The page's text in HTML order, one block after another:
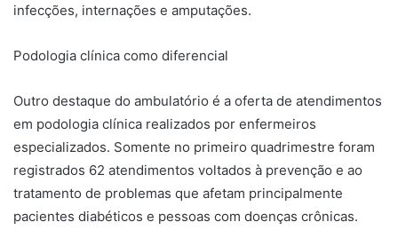
infecções, internações e amputações.
Podologia clínica como diferencial
Outro destaque do ambulatório é a oferta de atendimentos
em podologia clínica realizados por enfermeiros
especializados. Somente no primeiro quadrimestre foram
registrados 62 atendimentos voltados à prevenção e ao
tratamento de problemas que afetam principalmente
pacientes diabéticos e pessoas com doenças crônicas.